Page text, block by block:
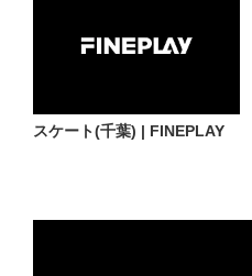
スケート(千葉) | FINEPLAY